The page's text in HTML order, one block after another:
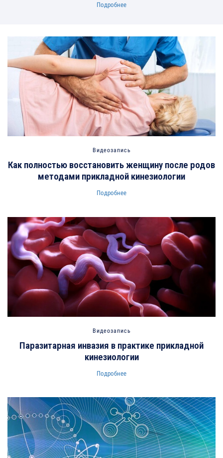
Подробнее
Видеозапись
Как полностью восстановить женщину после родов
методами прикладной кинезиологии
Подробнее
Видеозапись
Паразитарная инвазия в практике прикладной
кинезиологии
Подробнее